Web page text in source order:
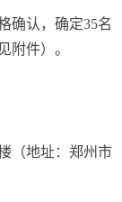
确认，确定35名
附件）。
（地址：郑州市